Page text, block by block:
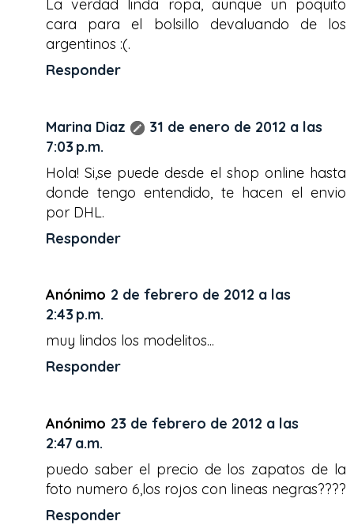
La verdad linda ropa, aunque un poquito
cara para el bolsillo devaluando de los
argentinos :(.
Responder
Marina Diaz
31 de enero de 2012 a las
7:03 p.m.
Hola! Si,se puede desde el shop online hasta
donde tengo entendido, te hacen el envio
por DHL.
Responder
Anónimo 2 de febrero de 2012 a las
2:43 p.m.
muy lindos los modelitos...
Responder
Anónimo 23 de febrero de 2012 a las
2:47 a.m.
puedo saber el precio de los zapatos de la
foto numero 6,los rojos con lineas negras????
Responder